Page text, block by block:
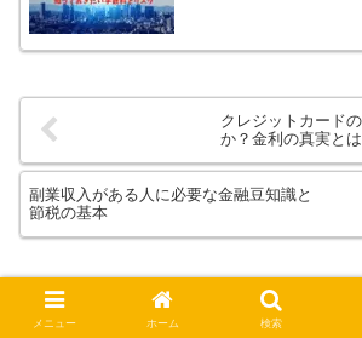
クレジットカード
か？金利の真実とは
副業収入がある人に必要な金融豆知識と
節税の基本
ホーム お金のトラブル
メニュー ホーム 検索